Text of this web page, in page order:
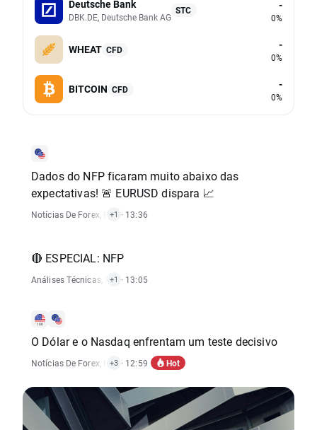
Deutsche Bank
DBK.DE, Deutsche Bank AG
STC -
0%
WHEAT CFD -
0%
BITCOIN CFD -
0%
Dados do NFP ficaram muito abaixo das
expectativas! 🚨 EURUSD dispara 📈
Notícias De Forex Relatórios Económicos
+1 · 13:36
🔴 ESPECIAL: NFP
Análises Técnicas Relatórios Económicos
+1 · 13:05
O Dólar e o Nasdaq enfrentam um teste decisivo
Notícias De Forex Notícias De Índices, Relatórios Económicos
+3 · 12:59 Hot